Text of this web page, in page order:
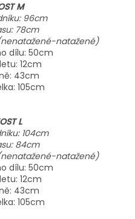
M
96cm
78cm
natažené)
dílu: 50cm
12cm
43cm
105cm
L
104cm
84cm
natažené)
dílu: 50cm
12cm
43cm
105cm